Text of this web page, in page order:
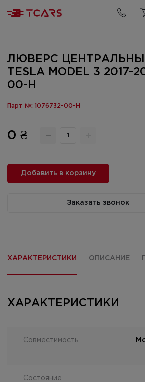
ЛЮВЕРС
TESLA MODEL 3 2017-
00-H
Парт №: 1076732-00-H
0 ₴
Добавить в корзину
Заказать звонок
ХАРАКТЕРИСТИКИ ОПИСАНИЕ
ХАРАКТЕРИСТИКИ
Совместимость
Состояние